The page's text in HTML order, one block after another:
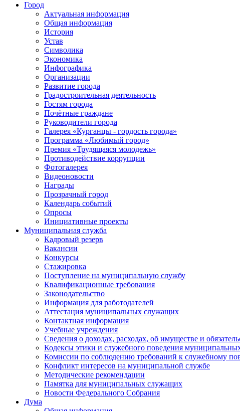
Город
Актуальная информация
Общая информация
История
Устав
Символика
Экономика
Инфографика
Организации
Развитие города
Градостроительная деятельность
Гостям города
Почётные граждане
Руководители города
Галерея «Курганцы - гордость города»
Программа «Любимый город»
Премия «Трудящаяся молодежь»
Противодействие коррупции
Фотогалерея
Видеоновости
Награды
Прозрачный город
Календарь событий
Опросы
Инициативные проекты
Муниципальная служба
Кадровый резерв
Вакансии
Конкурсы
Стажировка
Поступление на муниципальную службу
Квалификационные требования
Законодательство
Информация для работодателей
Аттестация муниципальных служащих
Контактная информация
Учебные учреждения
Сведения о доходах, расходах, об имуществе и
Кодексы этики и служебного поведения
Комиссии по соблюдению требований к служебному
Конфликт интересов на муниципальной службе
Методические рекомендации
Памятка для муниципальных служащих
Новости Федерального Cобрания
Дума